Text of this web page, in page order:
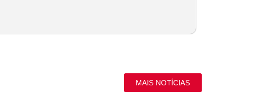
MAIS NOTÍCIAS